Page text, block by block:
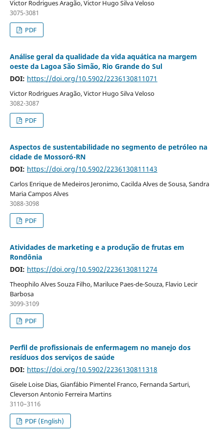
Victor Rodrigues Aragão, Victor Hugo Silva Veloso
3075-3081
PDF
Análise geral da qualidade da vida aquática na margem
oeste da Lagoa São Simão, Rio Grande do Sul
DOI: https://doi.org/10.5902/2236130811071
Victor Rodrigues Aragão, Victor Hugo Silva Veloso
3082-3087
PDF
Aspectos de sustentabilidade no segmento de petróleo na
cidade de Mossoró-RN
DOI: https://doi.org/10.5902/2236130811143
Carlos Enrique de Medeiros Jeronimo, Cacilda Alves de Sousa, Sandra
Maria Campos Alves
3088-3098
PDF
Atividades de marketing e a produção de frutas em
Rondônia
DOI: https://doi.org/10.5902/2236130811274
Theophilo Alves Souza Filho, Mariluce Paes-de-Souza, Flavio Lecir
Barbosa
3099-3109
PDF
Perfil de profissionais de enfermagem no manejo dos
resíduos dos serviços de saúde
DOI: https://doi.org/10.5902/2236130811318
Gisele Loise Dias, Gianfábio Pimentel Franco, Fernanda Sarturi,
Cleverson Antonio Ferreira Martins
3110–3116
PDF (English)